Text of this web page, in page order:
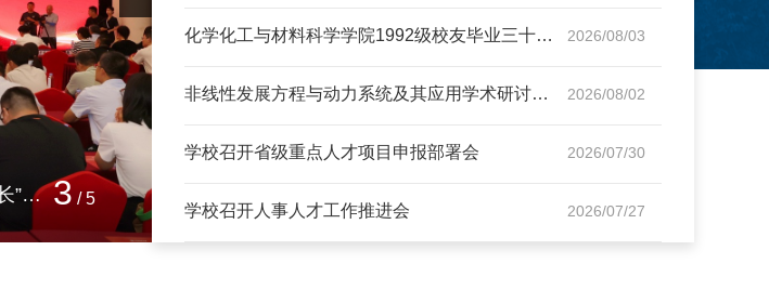
4 /5
化学化工与材料科学学院1992级校友毕业三十周年返校活动举行 2026/08/03
非线性发展方程与动力系统及其应用学术研讨会举行 2026/08/02
学校召开省级重点人才项目申报部署会 2026/07/30
学校召开人事人才工作推进会 2026/07/27